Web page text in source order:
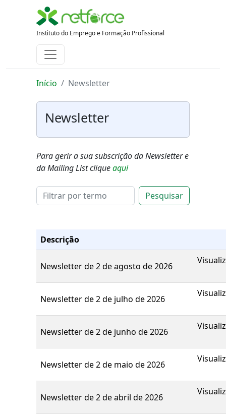
Instituto do Emprego e Formação Profissional
Início Newsletter
Newsletter
Para gerir a sua subscrição da Newsletter e
da Mailing List cliqueaqui
Pesquisar
Descrição
Newsletter de 2 de agosto de 2026
Newsletter de 2 de julho de 2026
Newsletter de 2 de junho de 2026
Newsletter de 2 de maio de 2026
Newsletter de 2 de abril de 2026